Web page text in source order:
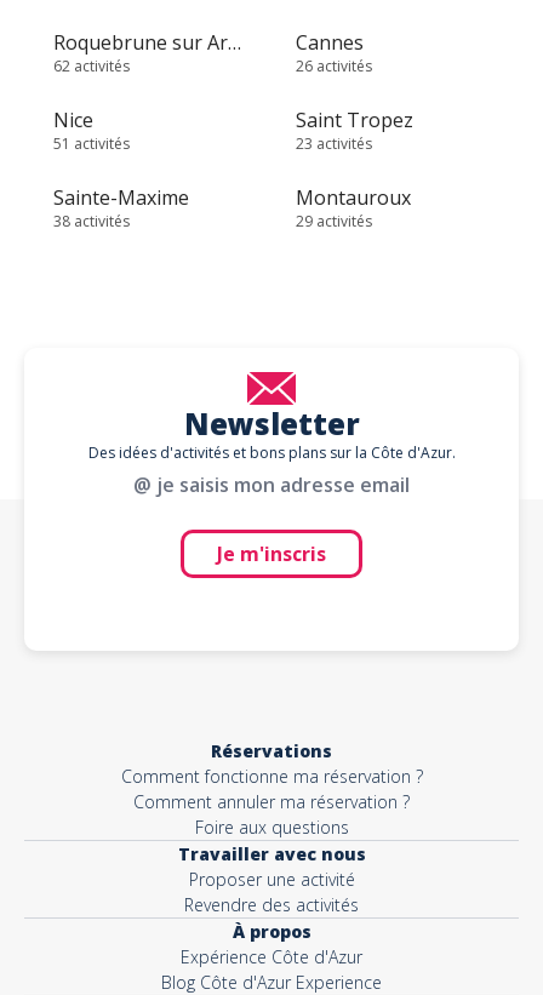
Roquebrune sur Argens
62 activités
Cannes
26 activités
Nice
51 activités
Saint Tropez
23 activités
Sainte-Maxime
38 activités
Montauroux
29 activités
Newsletter
Des idées d'activités et bons plans sur la Côte d'Azur.
@ je saisis mon adresse email
Je m'inscris
Réservations
Comment fonctionne ma réservation ?
Comment annuler ma réservation ?
Foire aux questions
Travailler avec nous
Proposer une activité
Revendre des activités
À propos
Expérience Côte d'Azur
Blog Côte d'Azur Experience